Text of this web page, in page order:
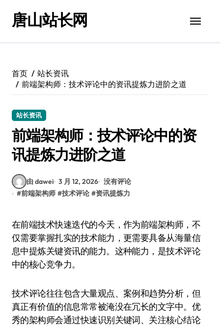
唐山站长网
首页
站长资讯
前端架构师：技术评论中的资讯提炼力进阶之道
站长资讯
前端架构师：技术评论中的资
讯提炼力进阶之道
由 dawei 3 月 12, 2026 没有评论
#前端架构师 #技术评论 #资讯提炼力
在前端技术快速迭代的今天，作为前端架构师，不
仅需要掌握扎实的技术能力，更需要具备从海量信
息中提炼关键资讯的能力。这种能力，是技术评论
中的核心竞争力。
技术评论往往包含大量观点、案例和趋势分析，但
真正有价值的信息常常被淹没在冗长的文字中。优
秀的架构师会通过快速识别关键词、关注核心结论